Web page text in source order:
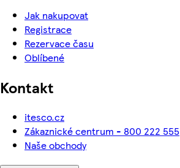
Jak nakupovat
Registrace
Rezervace času
Oblíbené
Kontakt
itesco.cz
Zákaznické centrum - 800 222 555
Naše obchody